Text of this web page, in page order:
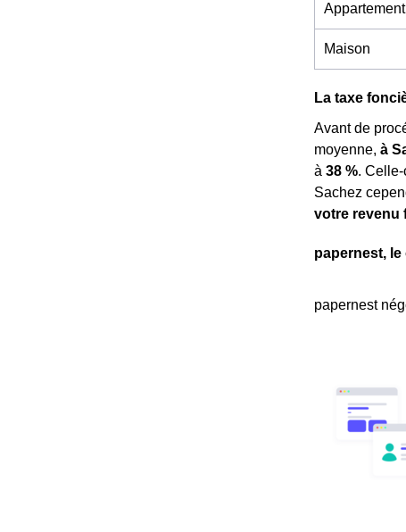
Appartement
Maison
La taxe
Avant de
moyenne, à
à 38 %.
Sachez
votre revenu
papernest,
papernest